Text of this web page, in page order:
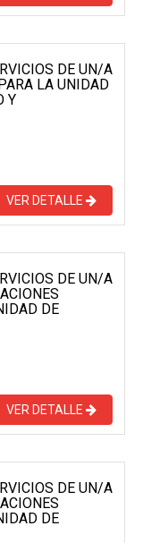
DE UN/A
LA UNIDAD
Y
VER DETALLE
DE UN/A
DE
VER DETALLE
DE UN/A
DE